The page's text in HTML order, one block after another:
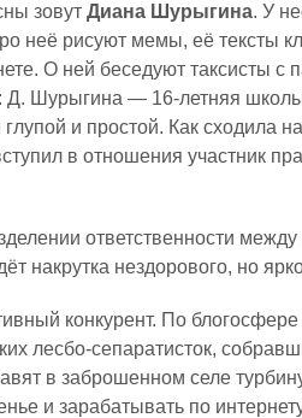
зовут Диана Шурыгина. У
неё рисуют мемы, её тексты
О ней беседуют таксисты с
Д. Шурыгина — 16-летняя
и простой. Как сходила
в отношения участник
ответственности
накрутка нездорового, но
конкурент. По
лесбо-сепаратисток,
в заброшенном селе
и зарабатывать по